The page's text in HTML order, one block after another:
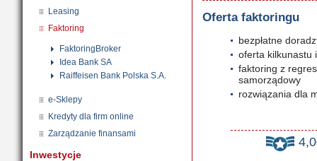
Leasing
Faktoring
FaktoringBroker
Idea Bank SA
Raiffeisen Bank Polska S.A.
e-Sklepy
Kredyty dla firm online
Zarządzanie finansami
Inwestycje
Oferta faktoringu
bezpłatne
oferta kilkunastu
faktoring z
samorządowy
rozwiązania dla